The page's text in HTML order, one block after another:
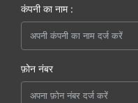
कंपनी का नाम :
फ़ोन नंबर